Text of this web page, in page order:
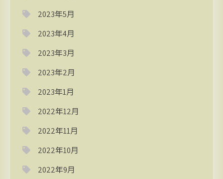
2023年5月
2023年4月
2023年3月
2023年2月
2023年1月
2022年12月
2022年11月
2022年10月
2022年9月